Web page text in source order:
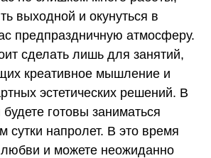
выходной и окунуться в
предпраздничную атмосферу.
сделать лишь для занятий,
креативное мышление и
эстетических решений. В
готовы заниматься
напролет. В это время
и можете неожиданно